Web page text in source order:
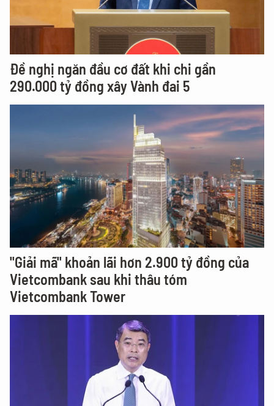
Đề nghị ngăn đầu cơ đất khi chi gần
290.000 tỷ đồng xây Vành đai 5
"Giải mã" khoản lãi hơn 2.900 tỷ đồng của
Vietcombank sau khi thâu tóm
Vietcombank Tower